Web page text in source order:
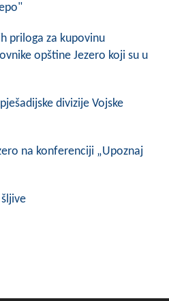
priloga za kupovinu
opštine Jezero koji su u
divizije Vojske
na konferenciji „Upoznaj